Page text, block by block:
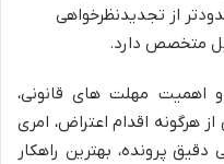
از تجدیدنظرخواهی
متخصص دارد.
اهمیت مهلت های قانونی،
هرگونه اقدام اعتراض، امری
پرونده، بهترین راهکار